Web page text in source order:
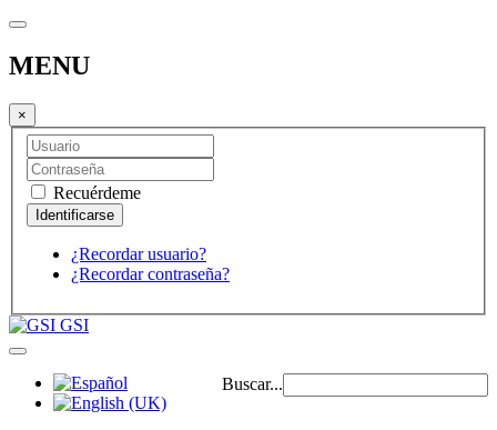
MENU
×
Recuérdeme
¿Recordar usuario?
¿Recordar contraseña?
GSI
Buscar...